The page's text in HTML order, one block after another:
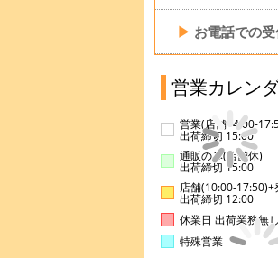
▶ お電話での
営業カレン
営業(店舗14:00-
出荷締切 15:00
通販のみ(店舗休)
出荷締切 15:00
店舗(10:00-17:50)+
出荷締切 12:00
休業日 出荷業務無し
特殊営業